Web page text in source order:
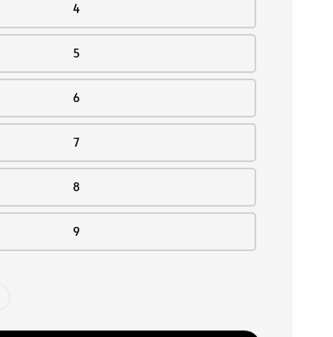
4
5
6
7
8
9